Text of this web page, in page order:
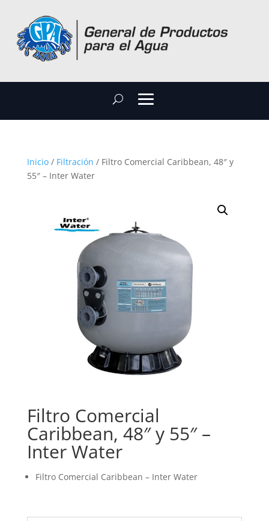
Inicio/ Filtración / Filtro Comercial Caribbean, 48″ y
55″ – Inter Water
Filtro Comercial
Caribbean, 48″ y 55″ –
Inter Water
Filtro Comercial Caribbean – Inter Water